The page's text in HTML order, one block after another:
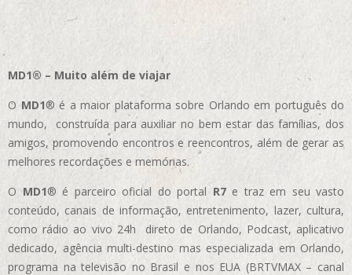
MD1® – Muito além de viajar
O MD1® é a maior plataforma sobre Orlando em português do
mundo, construída para auxiliar no bem estar das famílias, dos
amigos, promovendo encontros e reencontros, além de gerar as
melhores recordações e memórias.
OMD1® é parceiro oficial do portal R7e traz em seu vasto
conteúdo, canais de informação, entretenimento, lazer, cultura,
como rádio ao vivo 24h direto de Orlando, Podcast, aplicativo
dedicado, agência multi-destino mas especializada em Orlando,
programa na televisão no Brasil e nos EUA (BRTVMAX – canal